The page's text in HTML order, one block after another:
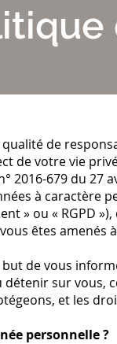
qualité de
de votre vie
2016-679 du 27
à caractère
» ou « RGPD
êtes amenés
de vous
sur vous,
et les
personnelle ?